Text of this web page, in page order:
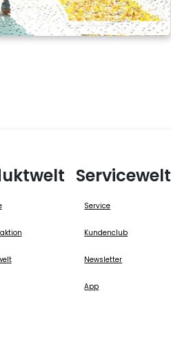
Servicewelt
Service
Kundenclub
Newsletter
App